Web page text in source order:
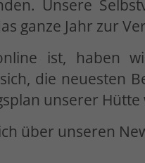
Unsere
ganze Jahr zur
ist, haben
die neuesten
unserer
über unseren